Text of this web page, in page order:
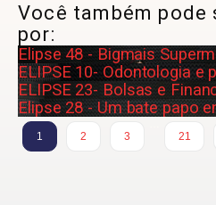
Você também pode
por:
Elipse 48 - Bigmais
ELIPSE 10- Odontologia e
ELIPSE 23- Bolsas e
Elipse 28 - Um bate papo
1 2 3
21